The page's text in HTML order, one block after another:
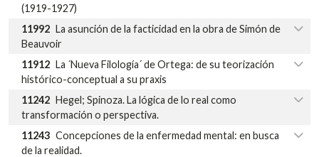
(1919-1927)
11992 La asunción de la facticidad en la obra de Simón de
Beauvoir
11912 La ´Nueva Filología´ de Ortega: de su teorización
histórico-conceptual a su praxis
11242 Hegel; Spinoza. La lógica de lo real como
transformación o perspectiva.
11243 Concepciones de la enfermedad mental: en busca
de la realidad.